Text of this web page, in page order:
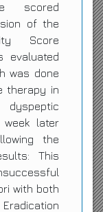
scored
of the
Score
evaluated
was done
therapy in
week later
the
This
with both